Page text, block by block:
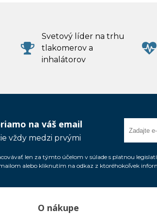
Svetový líder na trhu
tlakomerov a
inhalátorov
na váš email
vždy medzi prvými
len za týmto účelom v súlade s platnou
alebo kliknutím na odkaz z ktoréhokoľvek
O nákupe